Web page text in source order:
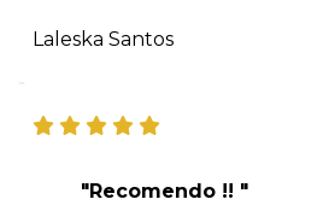
Laleska Santos
"Recomendo !! "